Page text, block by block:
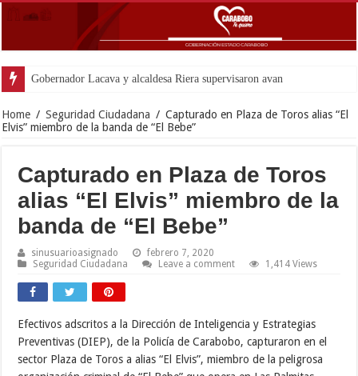
Home / Seguridad Ciudadana / Capturado en Plaza de Toros alias “El
Elvis” miembro de la banda de “El Bebe”
Capturado en Plaza de Toros
alias “El Elvis” miembro de la
banda de “El Bebe”
sinusuarioasignado
febrero 7, 2020
Seguridad Ciudadana
Leave a comment 1,414 Views
Efectivos adscritos a la Dirección de Inteligencia y Estrategias
Preventivas (DIEP), de la Policía de Carabobo, capturaron en el
sector Plaza de Toros a alias “El Elvis”, miembro de la peligrosa